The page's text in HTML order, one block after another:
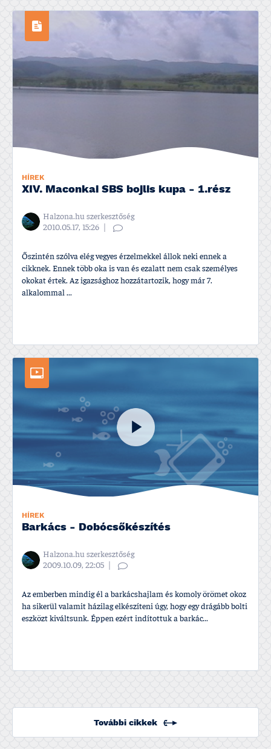
HÍREK
XIV. Maconkai SBS bojlis kupa - 1.rész
Halzona.hu szerkesztőség
2010.05.17, 15:26
Őszintén szólva elég vegyes érzelmekkel állok neki ennek a
cikknek. Ennek több oka is van és ezalatt nem csak személyes
okokat értek. Az igazsághoz hozzátartozik, hogy már 7.
alkalommal ...
HÍREK
Barkács - Dobócsőkészí­tés
Halzona.hu szerkesztőség
2009.10.09, 22:05
Az emberben mindig él a barkácshajlam és komoly örömet okoz
ha sikerül valamit házilag elkészí­teni úgy, hogy egy drágább bolti
eszközt kiváltsunk. Éppen ezért indí­tottuk a barkác...
További cikkek